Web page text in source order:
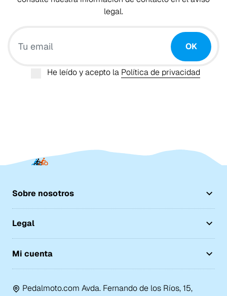
legal.
OK
He leído y acepto la Política de privacidad
Sobre nosotros
Legal
Mi cuenta
Pedalmoto.com Avda. Fernando de los Ríos, 15,